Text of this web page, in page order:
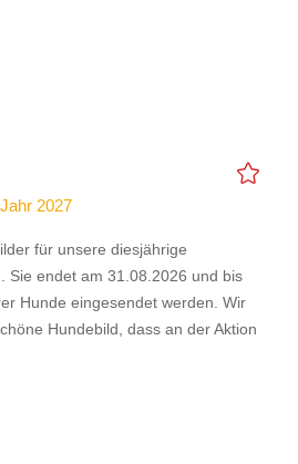
2027
für unsere diesjährige
Sie endet am 31.08.2026 und bis
Hunde eingesendet werden. Wir
Hundebild, dass an der Aktion